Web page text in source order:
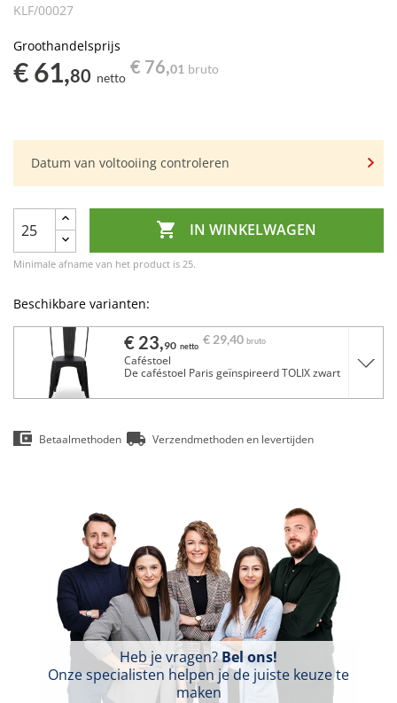
KLF/00027
Groothandelsprijs
€ 61,80 netto
€ 76,01 bruto
Datum van voltooiing controleren
 IN WINKELWAGEN
Minimale afname van het product is 25.
Beschikbare varianten:
€ 23,90 netto € 29,40 bruto
Caféstoel
De caféstoel Paris geïnspireerd TOLIX zwart
Betaalmethoden Verzendmethoden en levertijden
Heb je vragen?Bel ons!
Onze specialisten helpen je de juiste keuze te
maken